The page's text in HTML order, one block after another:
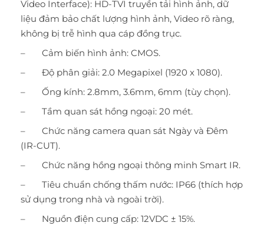
Video Interface): HD-TVI truyền tải hình ảnh, dữ
liệu đảm bảo chất lượng hình ảnh, Video rõ ràng,
không bị trễ hình qua cáp đồng trục.
– Cảm biến hình ảnh: CMOS.
– Độ phân giải: 2.0 Megapixel (1920 x 1080).
– Ống kính: 2.8mm, 3.6mm, 6mm (tùy chọn).
– Tầm quan sát hồng ngoại: 20 mét.
– Chức năng camera quan sát Ngày và Đêm
(IR-CUT).
– Chức năng hồng ngoại thông minh Smart IR.
– Tiêu chuẩn chống thấm nước: IP66 (thích hợp
sử dụng trong nhà và ngoài trời).
– Nguồn điện cung cấp: 12VDC ± 15%.